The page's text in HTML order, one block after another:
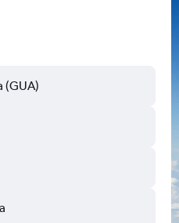
(GUA)